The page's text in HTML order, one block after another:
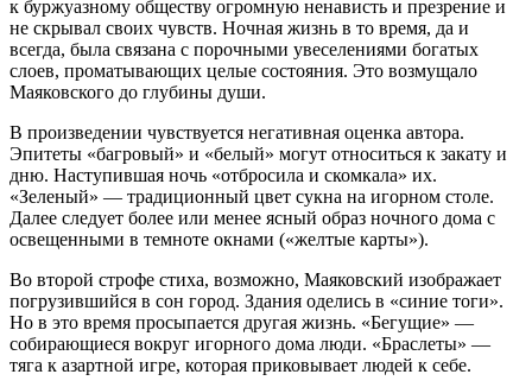
к буржуазному обществу огромную ненависть и презрение и
не скрывал своих чувств. Ночная жизнь в то время, да и
всегда, была связана с порочными увеселениями богатых
слоев, проматывающих целые состояния. Это возмущало
Маяковского до глубины души.
В произведении чувствуется негативная оценка автора.
Эпитеты «багровый» и «белый» могут относиться к закату и
дню. Наступившая ночь «отбросила и скомкала» их.
«Зеленый» — традиционный цвет сукна на игорном столе.
Далее следует более или менее ясный образ ночного дома с
освещенными в темноте окнами («желтые карты»).
Во второй строфе стиха, возможно, Маяковский изображает
погрузившийся в сон город. Здания оделись в «синие тоги».
Но в это время просыпается другая жизнь. «Бегущие» —
собирающиеся вокруг игорного дома люди. «Браслеты» —
тяга к азартной игре, которая приковывает людей к себе.